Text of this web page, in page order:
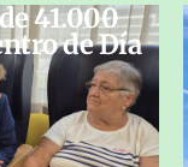
41.000
de Día